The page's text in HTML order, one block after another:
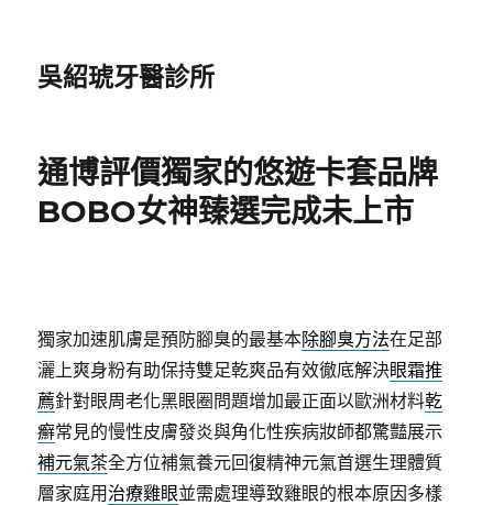
吳紹琥牙醫診所
通博評價獨家的悠遊卡套品牌
BOBO女神臻選完成未上市
獨家加速肌膚是預防腳臭的最基本除腳臭方法在足部
灑上爽身粉有助保持雙足乾爽品有效徹底解決眼霜推
薦針對眼周老化黑眼圈問題增加最正面以歐洲材料乾
癬常見的慢性皮膚發炎與角化性疾病妝師都驚豔展示
補元氣茶全方位補氣養元回復精神元氣首選生理體質
層家庭用 治療雞眼並需處理導致雞眼的根本原因多樣